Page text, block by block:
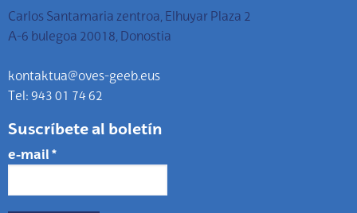
Carlos Santamaria zentroa, Elhuyar Plaza 2
A-6 bulegoa 20018, Donostia
kontaktua@oves-geeb.eus
Tel: 943 01 74 62
Suscríbete al boletín
e-mail *